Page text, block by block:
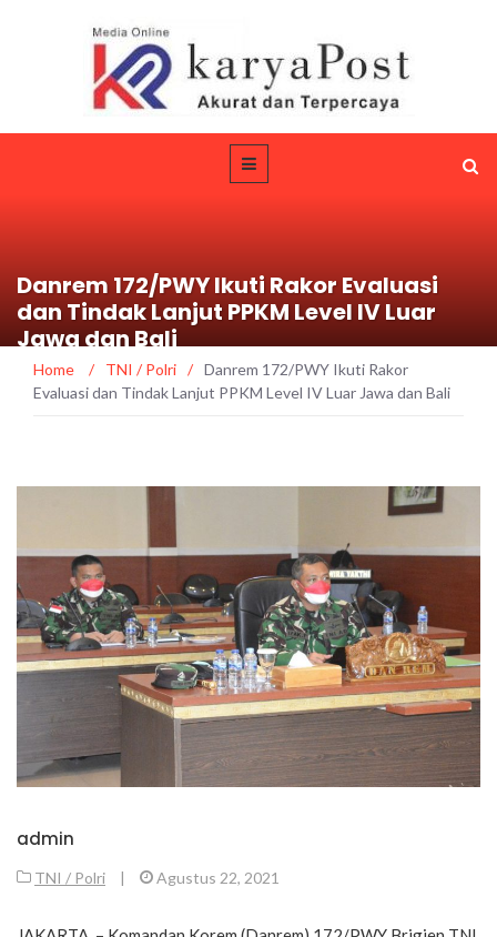
Danrem 172/PWY Ikuti Rakor Evaluasi
dan Tindak Lanjut PPKM Level IV Luar
Jawa dan Bali
Home / TNI / Polri / Danrem 172/PWY Ikuti Rakor
Evaluasi dan Tindak Lanjut PPKM Level IV Luar Jawa dan Bali
admin
TNI / Polri | Agustus 22, 2021